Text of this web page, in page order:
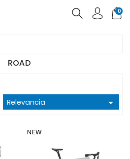
0
ROAD
Relevancia 
NEW